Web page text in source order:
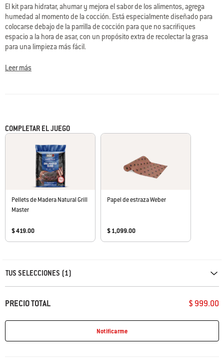
El kit para hidratar, ahumar y mejora el sabor de los alimentos, agrega
humedad al momento de la cocción. Está especialmente diseñado para
colocarse debajo de la parrilla de cocción para que no sacrifiques
espacio a la hora de asar, con un propósito extra de recolectar la grasa
para una limpieza más fácil.
• Agrega humedad a la hora de la cocción para mejorar el sabor a leña
espacio para asar.
Leer más
COMPLETAR EL JUEGO
Pellets de Madera Natural Grill
Master
$ 419.00
Papel de estraza Weber
$ 1,099.00
TUS SELECCIONES (1)
PRECIO TOTAL $ 999.00
Notificarme